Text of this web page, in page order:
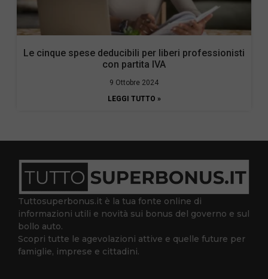
Le cinque spese deducibili per liberi professionisti
con partita IVA
9 Ottobre 2024
LEGGI TUTTO »
Tuttosuperbonus.it è la tua fonte online di
informazioni utili e novità sui bonus del governo e sul
bollo auto.
Scopri tutte le agevolazioni attive e quelle future per
famiglie, imprese e cittadini.